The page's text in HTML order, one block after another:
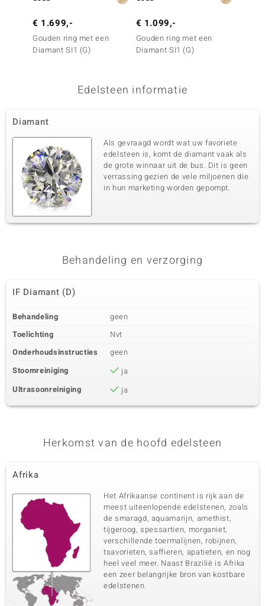
€ 1.699,-
Gouden ring met een
Diamant SI1 (G)
€ 1.099,-
Gouden ring met een
Diamant SI1 (G)
Edelsteen informatie
Diamant
Als gevraagd wordt wat uw favoriete
edelsteen is, komt de diamant vaak als
de grote winnaar uit de bus. Dit is geen
verrassing gezien de vele miljoenen die
in hun marketing worden gepompt.
Behandeling en verzorging
IF Diamant (D)
Behandeling
geen
Toelichting
Nvt
Onderhoudsinstructies
geen
Stoomreiniging
ja
Ultrasoonreiniging
ja
Herkomst van de hoofd edelsteen
Afrika
Het Afrikaanse continent is rijk aan de
meest uiteenlopende edelstenen, zoals
de smaragd, aquamarijn, amethist,
tijgeroog, spessartien, morganiet,
verschillende toermalijnen, robijnen,
tsavorieten, saffieren, apatieten, en nog
heel veel meer. Naast Brazilië is Afrika
een zeer belangrijke bron van kostbare
edelstenen.